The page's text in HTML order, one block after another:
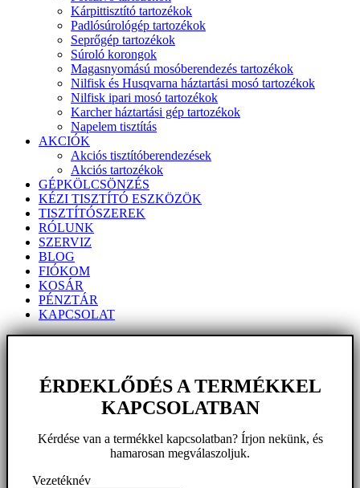
Kárpittisztító tartozékok
Padlósúrológép tartozékok
Seprőgép tartozékok
Súroló korongok
Magasnyomású mosóberendezés tartozékok
Nilfisk és Husqvarna háztartási mosó tartozékok
Nilfisk ipari mosó tartozékok
Karcher háztartási gép tartozékok
Napelem tisztítás
AKCIÓK
Akciós tisztítóberendezések
Akciós tartozékok
GÉPKÖLCSÖNZÉS
KÉZI TISZTÍTÓ ESZKÖZÖK
TISZTÍTÓSZEREK
RÓLUNK
SZERVIZ
BLOG
FIÓKOM
KOSÁR
PÉNZTÁR
KAPCSOLAT
ÉRDEKLŐDÉS A TERMÉKKEL
KAPCSOLATBAN
Kérdése van a termékkel kapcsolatban? Írjon nekünk, és
hamarosan megválaszoljuk.
Vezetéknév